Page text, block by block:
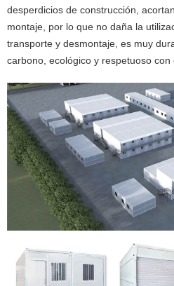
desperdicios de construcción,
montaje, por lo que no daña la
transporte y desmontaje, es muy
carbono, ecológico y respetuoso con